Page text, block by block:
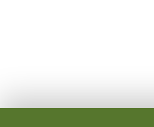
Nieuwsredactie & Ambitie